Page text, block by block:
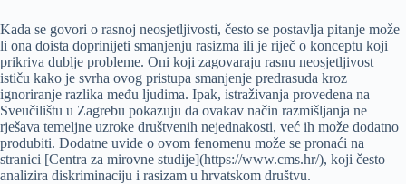
Kada se govori o rasnoj neosjetljivosti, često se postavlja pitanje može
li ona doista doprinijeti smanjenju rasizma ili je riječ o konceptu koji
prikriva dublje probleme. Oni koji zagovaraju rasnu neosjetljivost
ističu kako je svrha ovog pristupa smanjenje predrasuda kroz
ignoriranje razlika među ljudima. Ipak, istraživanja provedena na
Sveučilištu u Zagrebu pokazuju da ovakav način razmišljanja ne
rješava temeljne uzroke društvenih nejednakosti, već ih može dodatno
produbiti. Dodatne uvide o ovom fenomenu može se pronaći na
stranici [Centra za mirovne studije](https://www.cms.hr/), koji često
analizira diskriminaciju i rasizam u hrvatskom društvu.